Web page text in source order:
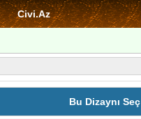
Civi.Az
Bu Dizaynı Seç